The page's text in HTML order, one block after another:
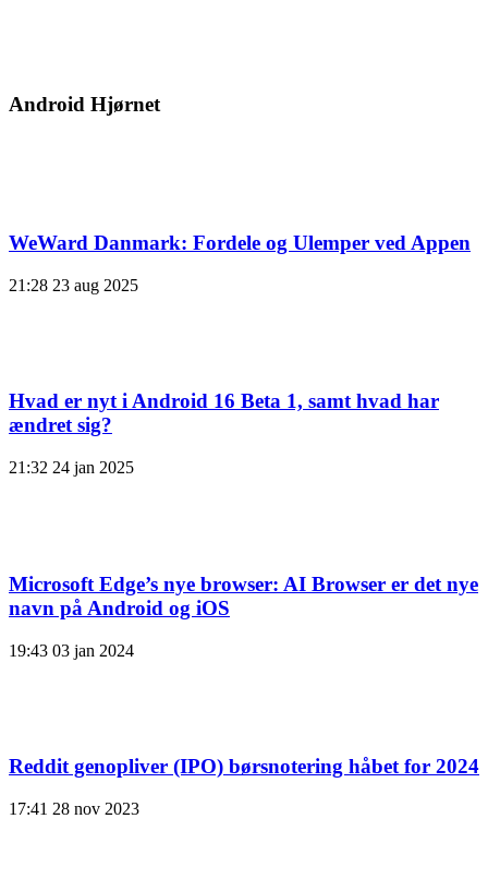
Android Hjørnet
WeWard Danmark: Fordele og Ulemper ved Appen
21:28 23 aug 2025
Hvad er nyt i Android 16 Beta 1, samt hvad har
ændret sig?
21:32 24 jan 2025
Microsoft Edge’s nye browser: AI Browser er det nye
navn på Android og iOS
19:43 03 jan 2024
Reddit genopliver (IPO) børsnotering håbet for 2024
17:41 28 nov 2023